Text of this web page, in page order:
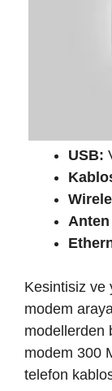
USB:
Kesintisiz ve
modem
modellerden
modem 300
telefon